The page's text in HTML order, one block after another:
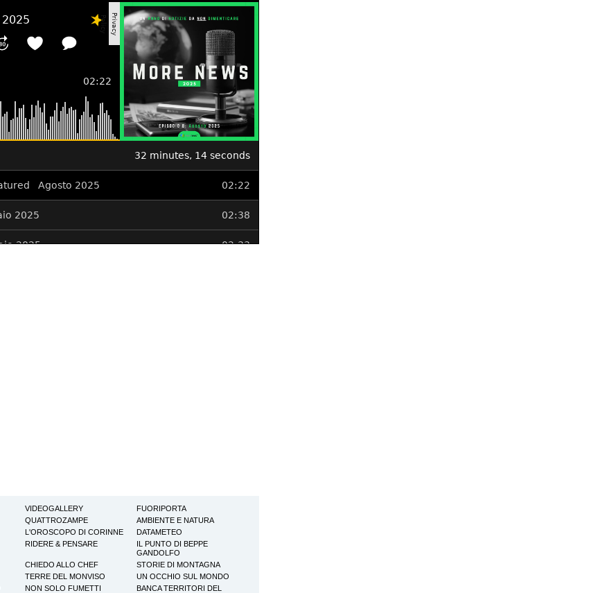
VIDEOGALLERY
FUORIPORTA
QUATTROZAMPE
AMBIENTE E NATURA
L'OROSCOPO DI CORINNE
DATAMETEO
RIDERE & PENSARE
IL PUNTO DI BEPPE
GANDOLFO
CHIEDO ALLO CHEF
STORIE DI MONTAGNA
TERRE DEL MONVISO
UN OCCHIO SUL MONDO
NON SOLO FUMETTI BANCA TERRITORI DEL